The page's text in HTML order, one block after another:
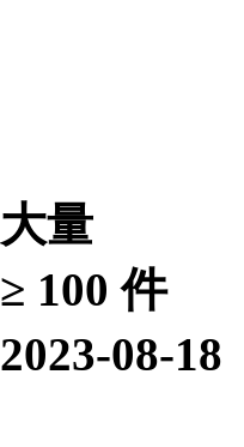
大量
≥ 100 件
2023-08-18